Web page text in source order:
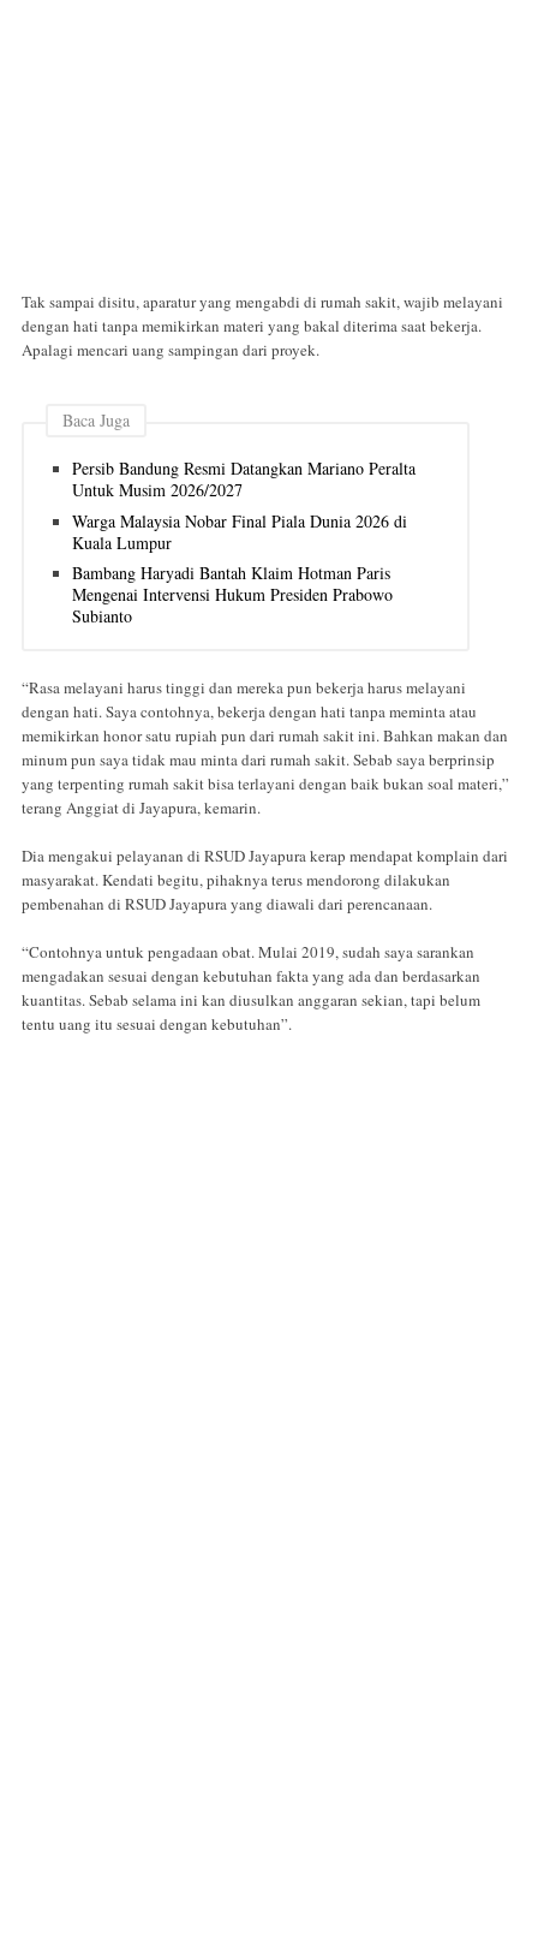
Tak sampai disitu, aparatur yang mengabdi di rumah sakit, wajib melayani
dengan hati tanpa memikirkan materi yang bakal diterima saat bekerja.
Apalagi mencari uang sampingan dari proyek.
Baca Juga
Persib Bandung Resmi Datangkan Mariano Peralta
Untuk Musim 2026/2027
Warga Malaysia Nobar Final Piala Dunia 2026 di
Kuala Lumpur
Bambang Haryadi Bantah Klaim Hotman Paris
Mengenai Intervensi Hukum Presiden Prabowo
Subianto
“Rasa melayani harus tinggi dan mereka pun bekerja harus melayani
dengan hati. Saya contohnya, bekerja dengan hati tanpa meminta atau
memikirkan honor satu rupiah pun dari rumah sakit ini. Bahkan makan dan
minum pun saya tidak mau minta dari rumah sakit. Sebab saya berprinsip
yang terpenting rumah sakit bisa terlayani dengan baik bukan soal materi,”
terang Anggiat di Jayapura, kemarin.
Dia mengakui pelayanan di RSUD Jayapura kerap mendapat komplain dari
masyarakat. Kendati begitu, pihaknya terus mendorong dilakukan
pembenahan di RSUD Jayapura yang diawali dari perencanaan.
“Contohnya untuk pengadaan obat. Mulai 2019, sudah saya sarankan
mengadakan sesuai dengan kebutuhan fakta yang ada dan berdasarkan
kuantitas. Sebab selama ini kan diusulkan anggaran sekian, tapi belum
tentu uang itu sesuai dengan kebutuhan”.